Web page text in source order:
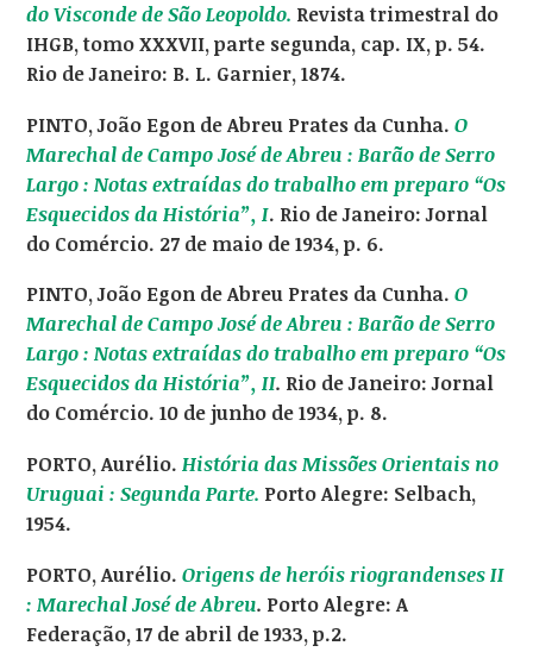
do Visconde de São Leopoldo. Revista trimestral do
IHGB, tomo XXXVII, parte segunda, cap. IX, p. 54.
Rio de Janeiro: B. L. Garnier, 1874.
PINTO, João Egon de Abreu Prates da Cunha.O
Marechal de Campo José de Abreu : Barão de Serro
Largo : Notas extraídas do trabalho em preparo “Os
Esquecidos da História”, I. Rio de Janeiro: Jornal
do Comércio. 27 de maio de 1934, p. 6.
PINTO, João Egon de Abreu Prates da Cunha.O
Marechal de Campo José de Abreu : Barão de Serro
Largo : Notas extraídas do trabalho em preparo “Os
Esquecidos da História”, II. Rio de Janeiro: Jornal
do Comércio. 10 de junho de 1934, p. 8.
PORTO, Aurélio.História das Missões Orientais no
Uruguai : Segunda Parte. Porto Alegre: Selbach,
1954.
PORTO, Aurélio.Origens de heróis riograndenses II
: Marechal José de Abreu. Porto Alegre: A
Federação, 17 de abril de 1933, p.2.